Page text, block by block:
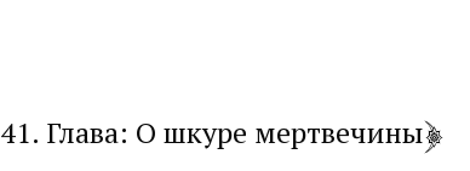
41. Глава: О шкуре мертвечины